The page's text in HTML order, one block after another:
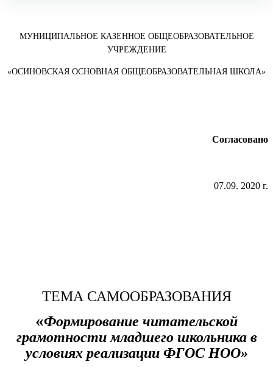
МУНИЦИПАЛЬНОЕ КАЗЕННОЕ ОБЩЕОБРАЗОВАТЕЛЬНОЕ
УЧРЕЖДЕНИЕ
«ОСИНОВСКАЯ ОСНОВНАЯ ОБЩЕОБРАЗОВАТЕЛЬНАЯ ШКОЛА»
Согласовано
07.09. 2020 г.
ТЕМА САМООБРАЗОВАНИЯ
«Формирование читательской
грамотности младшего школьника в
условиях реализации ФГОС НОО»